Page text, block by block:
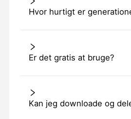
Hvor hurtigt er
Er det gratis at bruge?
Kan jeg downloade og